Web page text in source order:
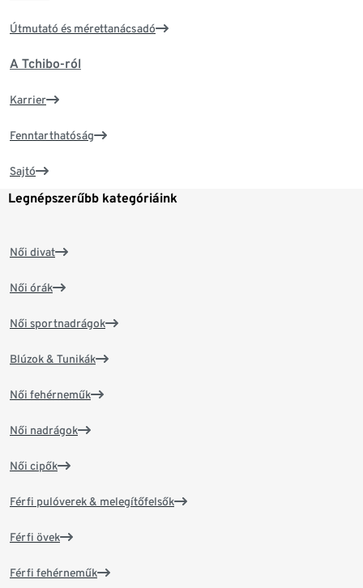
Útmutató és mérettanácsadó
A Tchibo-ról
Karrier
Fenntarthatóság
Sajtó
Legnépszerűbb kategóriáink
Női divat
Női órák
Női sportnadrágok
Blúzok & Tunikák
Női fehérneműk
Női nadrágok
Női cipők
Férfi pulóverek & melegítőfelsők
Férfi övek
Férfi fehérneműk